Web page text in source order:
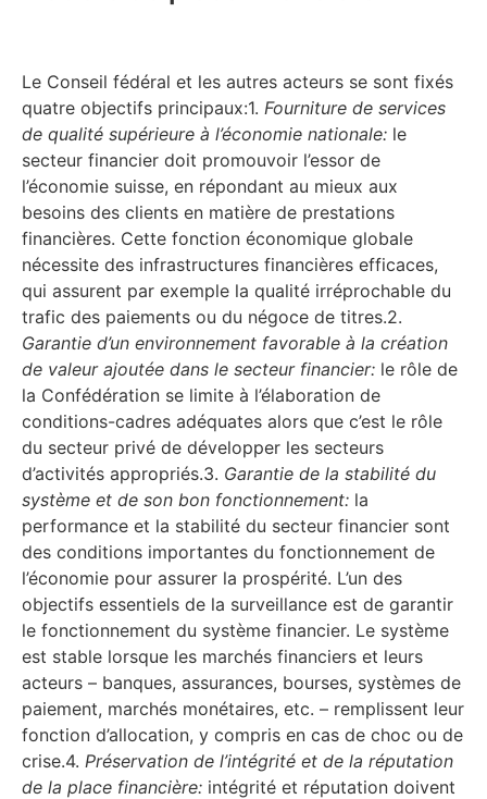
Le Conseil fédéral et les autres acteurs se sont fixés
quatre objectifs principaux:1. Fourniture de services
de qualité supérieure à l’économie nationale: le
secteur financier doit promouvoir l’essor de
l’économie suisse, en répondant au mieux aux
besoins des clients en matière de prestations
financières. Cette fonction économique globale
nécessite des infrastructures financières efficaces,
qui assurent par exemple la qualité irréprochable du
trafic des paiements ou du négoce de titres.2.
Garantie d’un environnement favorable à la création
de valeur ajoutée dans le secteur financier: le rôle de
la Confédération se limite à l’élaboration de
conditions-cadres adéquates alors que c’est le rôle
du secteur privé de développer les secteurs
d’activités appropriés.3. Garantie de la stabilité du
système et de son bon fonctionnement: la
performance et la stabilité du secteur financier sont
des conditions importantes du fonctionnement de
l’économie pour assurer la prospérité. L’un des
objectifs essentiels de la surveillance est de garantir
le fonctionnement du système financier. Le système
est stable lorsque les marchés financiers et leurs
acteurs – banques, assurances, bourses, systèmes de
paiement, marchés monétaires, etc. – remplissent leur
fonction d’allocation, y compris en cas de choc ou de
crise.4. Préservation de l’intégrité et de la réputation
de la place financière: intégrité et réputation doivent